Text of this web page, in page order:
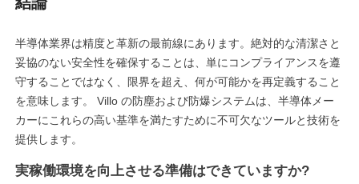
半導体業界は精度と革新の最前線にあります。絶対的な清潔さと
妥協のない安全性を確保することは、単にコンプライアンスを遵
守することではなく、限界を超え、何が可能かを再定義すること
を意味します。 Villo の防塵および防爆システムは、半導体メー
カーにこれらの高い基準を満たすために不可欠なツールと技術を
提供します。
実稼働環境を向上させる準備はできていますか?